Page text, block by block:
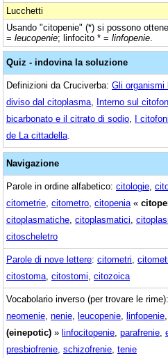
Lucchetti
Usando "citopenie" (*) si possono
= leucopenie; linfocito * = linfopenie
Quiz - indovina la soluzione
Definizioni da Cruciverba: Gli organismi
diviso dal citoplasma Interno sul
bicarbonato e il citrato di sodio I
de La cittadella
Navigazione
Parole in ordine alfabetico: citologie
citometrie citometro citopenia «
citoplasmatiche citoplasmatici
citoscheletro
Parole di nove lettere: citometri
citostoma citostomi citozoica
Vocabolario inverso (per trovare le rime):
neomenie nenie leucopenie linfopenie
(einepotic) » linfocitopenie parafrenie
presbiofrenie schizofrenie tenie